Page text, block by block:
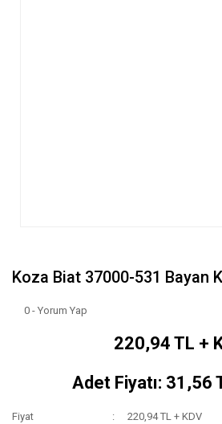
Koza Biat 37000-531 Bayan
0 - Yorum Yap
220,94 TL +
Adet Fiyatı: 31,56
Fiyat
220,94 TL + KDV